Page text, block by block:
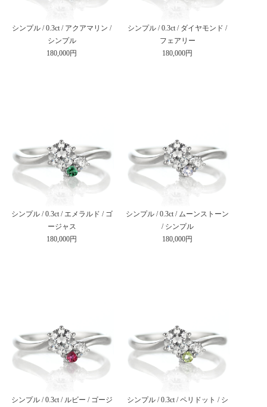
シンプル / 0.3ct / アクアマリン /
シンプル
180,000円
シンプル / 0.3ct / ダイヤモンド /
フェアリー
180,000円
シンプル / 0.3ct / エメラルド / ゴ
ージャス
180,000円
シンプル / 0.3ct / ムーンストーン
/ シンプル
180,000円
シンプル / 0.3ct / ルビー / ゴージ
シンプル / 0.3ct / ペリドット / シ